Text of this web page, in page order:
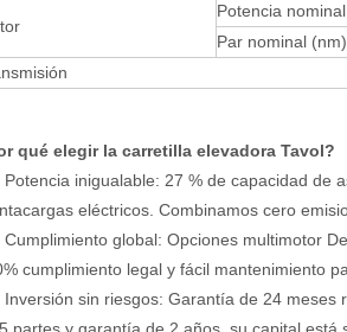
Potencia
Par nominal (nm)
qué elegir la carretilla elevadora Tavol?
Potencia inigualable: 27 % de capacidad de
eléctricos. Combinamos cero
Cumplimiento global: Opciones multimotor
cumplimiento legal y fácil mantenimiento
Inversión sin riesgos: Garantía de 24 meses